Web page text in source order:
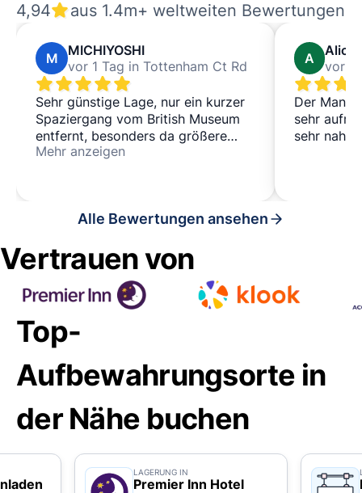
4,94 aus 1.4m+ weltweiten Bewertungen
M
MICHIYOSHI
vor 1 Tag in Tottenham Ct Rd
Sehr günstige Lage, nur ein kurzer
Spaziergang vom British Museum
entfernt, besonders da größere
Gepäckstücke nicht ins Museum
diesen Standort gerne wieder
Mehr anzeigen
A Alicia
Der Mann
sehr
sehr nah
Alle Bewertungen ansehen
Vertrauen von
Top-
Aufbewahrungsorte in
der Nähe buchen
LAGERUNG IN
Premier Inn Hotel